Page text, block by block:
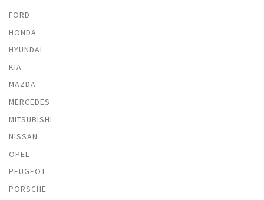
FORD
HONDA
HYUNDAI
KIA
MAZDA
MERCEDES
MITSUBISHI
NISSAN
OPEL
PEUGEOT
PORSCHE